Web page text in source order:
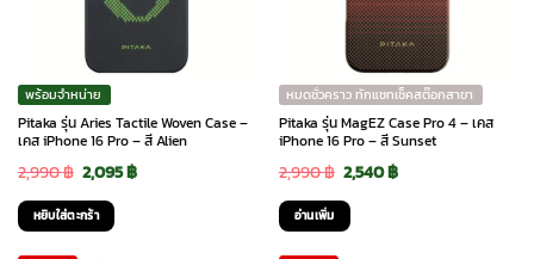
พร้อมจำหน่าย
Pitaka รุ่น Aries Tactile Woven Case –
เคส iPhone 16 Pro – สี Alien
2,990฿ Original
price
was:
2,095฿Current
หยิบใส่ตะกร้า
หมดชั่วคราว ทักแชทเช็คสต๊อกสาขา
Pitaka รุ่น MagEZ Case Pro 4 – เคส
iPhone 16 Pro – สี Sunset
2,990฿ Original
price
was:
2,540฿Current
อ่านเพิ่ม